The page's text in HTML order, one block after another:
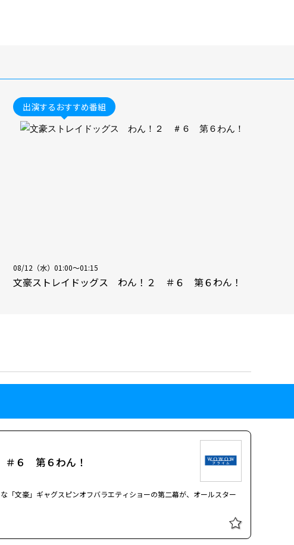
出演するおすすめ番組
08/12（水）01:00～01:15
文豪ストレイドッグス わん！２ ＃６ 第６わん！
６ 第６わん！
「文豪」ギャグスピンオフバラエティショーの第二幕が、オールスター